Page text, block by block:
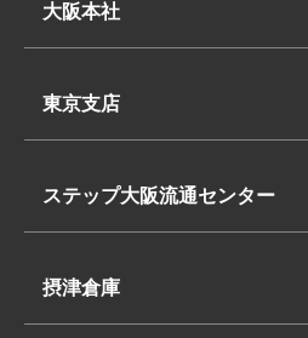
大阪本社
大阪府高槻市下田部町2丁目7-2
FAX:072-648-3312
東京支店
埼玉県八潮市浮塚624-1
FAX:048-950-8260
ステップ大阪流通センター
大阪府高槻市下田部町2丁目7-2
摂津倉庫